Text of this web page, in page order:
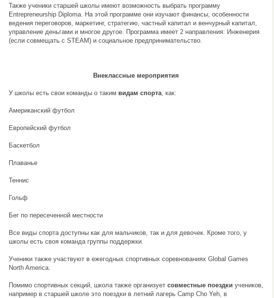
Также ученики старшей школы имеют возможность выбрать программу
Entrepreneurship Diploma. На этой программе они изучают финансы, особенности
ведения переговоров, маркетинг, стратегию, частный капитал и венчурный капитал,
управление деньгами и многое другое. Программа имеет 2 направления: Инженерия
(если совмещать с STEAM) и социальное предпринимательство.
Внеклассные мероприятия
У школы есть свои команды о таким видам спорта, как:
Американский футбол
Европейский футбол
Баскетбол
Плаванье
Теннис
Гольф
Бег по пересеченной местности
Все виды спорта доступны как для мальчиков, так и для девочек. Кроме того, у
школы есть своя команда группы поддержки.
Ученики также участвуют в ежегодных спортивных соревнованиях Global Games
North America.
Помимо спортивных секций, школа также организует совместные поездки учеников,
например в старшей школе это поездки в летний лагерь Camp Cho Yeh, в